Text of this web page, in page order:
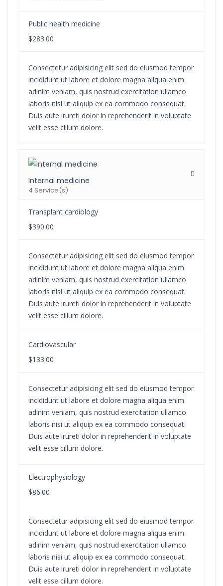
Public health medicine
$283.00
Consectetur adipisicing elit sed do eiusmod tempor
incididunt ut labore et dolore magna aliqua enim
adinim veniam, quis nostrud exercitation ullamco
laboris nisi ut aliquip ex ea commodo consequat.
Duis aute irureti dolor in reprehenderit in voluptate
velit esse cillum dolore.
Internal medicine
4 Service(s)
Transplant cardiology
$390.00
Consectetur adipisicing elit sed do eiusmod tempor
incididunt ut labore et dolore magna aliqua enim
adinim veniam, quis nostrud exercitation ullamco
laboris nisi ut aliquip ex ea commodo consequat.
Duis aute irureti dolor in reprehenderit in voluptate
velit esse cillum dolore.
Cardiovascular
$133.00
Consectetur adipisicing elit sed do eiusmod tempor
incididunt ut labore et dolore magna aliqua enim
adinim veniam, quis nostrud exercitation ullamco
laboris nisi ut aliquip ex ea commodo consequat.
Duis aute irureti dolor in reprehenderit in voluptate
velit esse cillum dolore.
Electrophysiology
$86.00
Consectetur adipisicing elit sed do eiusmod tempor
incididunt ut labore et dolore magna aliqua enim
adinim veniam, quis nostrud exercitation ullamco
laboris nisi ut aliquip ex ea commodo consequat.
Duis aute irureti dolor in reprehenderit in voluptate
velit esse cillum dolore.